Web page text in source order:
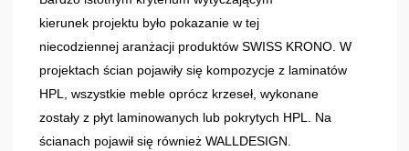
kierunek projektu było pokazanie w tej
niecodziennej aranżacji produktów SWISS KRONO. W
projektach ścian pojawiły się kompozycje z laminatów
HPL, wszystkie meble oprócz krzeseł, wykonane
zostały z płyt laminowanych lub pokrytych HPL. Na
ścianach pojawił się również WALLDESIGN.